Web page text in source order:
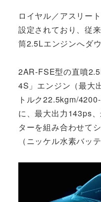
ロイヤル／アスリー
設定されており、従
筒2.5Lエンジンへダ
2AR-FSE型の直噴
4S」エンジン（最大
トルク22.5kgm/
に、最大出力143ps
ターを組み合わせて
（ニッケル水素バッ